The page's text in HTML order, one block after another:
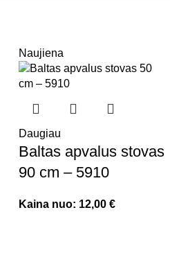
Naujiena
Daugiau
Baltas apvalus stovas
90 cm – 5910
Kaina nuo: 12,00 €